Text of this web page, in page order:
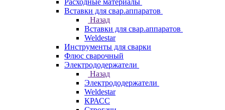
Расходные материалы
Вставки для свар.аппаратов
Назад
Вставки для свар.аппаратов
Weldestar
Инструменты для сварки
Флюс сварочный
Электрододержатели
Назад
Электрододержатели
Weldestar
КРАСС